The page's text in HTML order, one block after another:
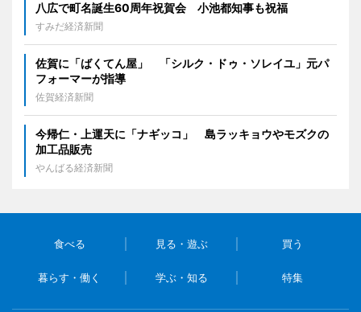
八広で町名誕生60周年祝賀会 小池都知事も祝福
すみだ経済新聞
佐賀に「ばくてん屋」 「シルク・ドゥ・ソレイユ」元パ
フォーマーが指導
佐賀経済新聞
今帰仁・上運天に「ナギッコ」 島ラッキョウやモズクの
加工品販売
やんばる経済新聞
食べる 見る・遊ぶ 買う
暮らす・働く 学ぶ・知る 特集